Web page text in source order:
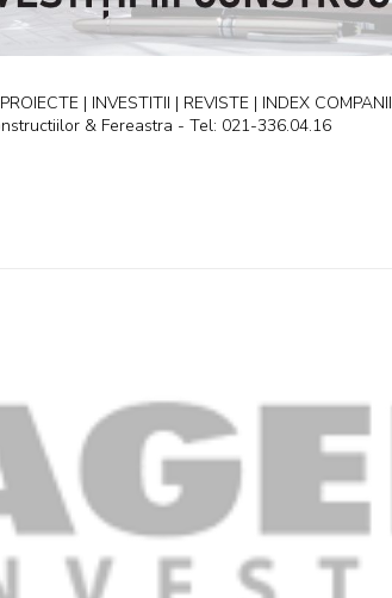
PROIECTE | INVESTITII | REVISTE | INDEX COMPANII
& Fereastra - Tel: 021-336.04.16